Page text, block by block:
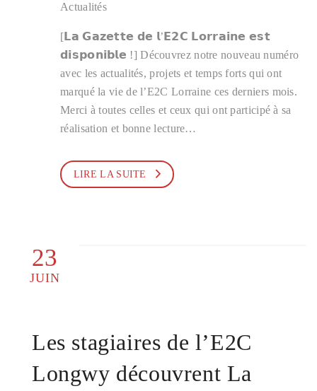
Actualités
[𝗟𝗮 𝗚𝗮𝘇𝗲𝘁𝘁𝗲 𝗱𝗲 𝗹’𝗘𝟮𝗖 𝗟𝗼𝗿𝗿𝗮𝗶𝗻𝗲 𝗲𝘀𝘁
𝗱𝗶𝘀𝗽𝗼𝗻𝗶𝗯𝗹𝗲 !] Découvrez notre nouveau numéro
avec les actualités, projets et temps forts qui ont
marqué la vie de l’E2C Lorraine ces derniers mois.
Merci à toutes celles et ceux qui ont participé à sa
réalisation et bonne lecture…
LIRE LA SUITE
23
JUIN
Les stagiaires de l’E2C
Longwy découvrent La